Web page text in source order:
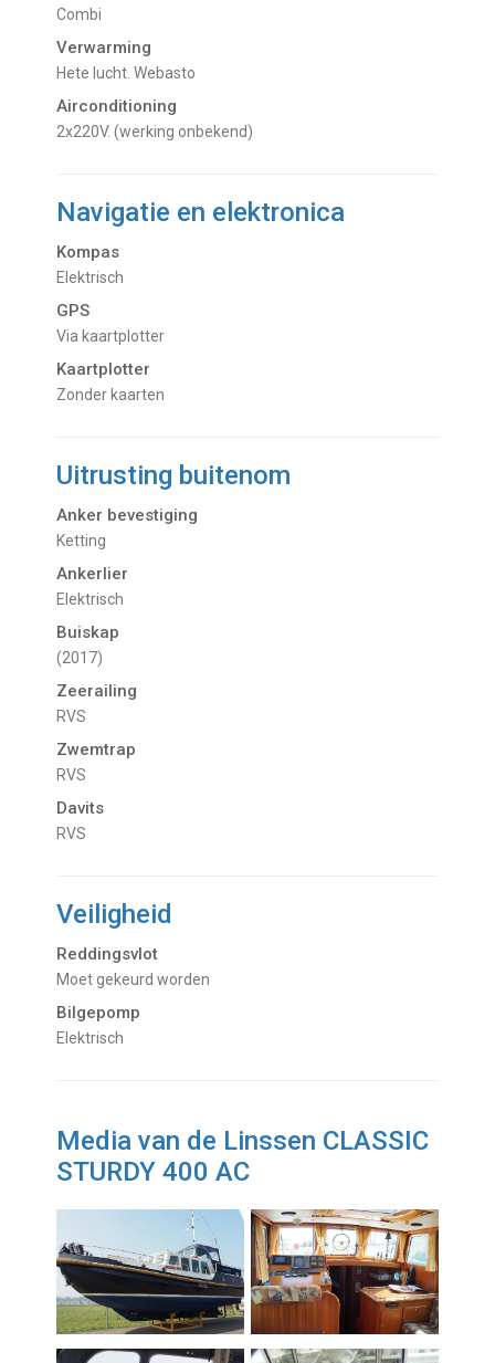
Combi
Verwarming
hete lucht. Webasto
Airconditioning
2x220V. (werking onbekend)
Navigatie en elektronica
Kompas
Elektrisch
GPS
Via kaartplotter
Kaartplotter
Zonder kaarten
Uitrusting buitenom
Anker bevestiging
Ketting
Ankerlier
Elektrisch
Buiskap
(2017)
Zeerailing
RVS
Zwemtrap
RVS
Davits
RVS
Veiligheid
Reddingsvlot
Moet gekeurd worden
Bilgepomp
Elektrisch
Media van de Linssen CLASSIC
STURDY 400 AC